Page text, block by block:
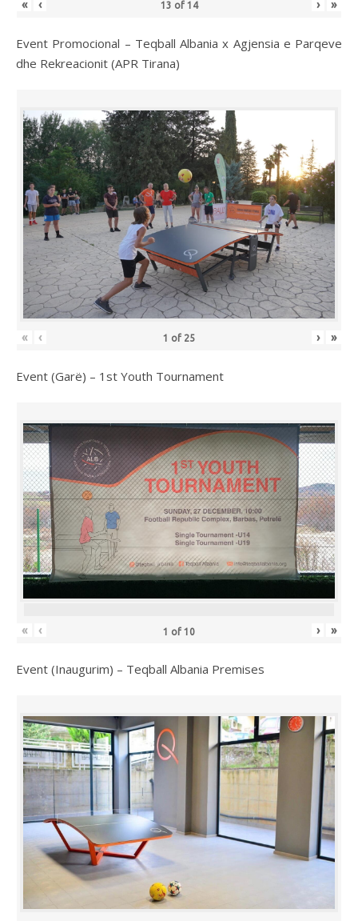
« ‹ 13 of 14 › »
Event Promocional – Teqball Albania x Agjensia e Parqeve
dhe Rekreacionit (APR Tirana)
« ‹ 1 of 25 › »
Event (Garë) – 1st Youth Tournament
« ‹ 1 of 10 › »
Event (Inaugurim) – Teqball Albania Premises